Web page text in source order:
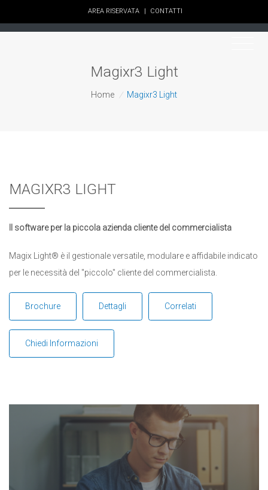
AREA RISERVATA | CONTATTI
Magixr3 Light
Home / Magixr3 Light
MAGIXR3 LIGHT
Il software per la piccola azienda cliente del commercialista
Magix Light® è il gestionale versatile, modulare e affidabile indicato
per le necessità del "piccolo" cliente del commercialista.
Brochure Dettagli Correlati
Chiedi Informazioni